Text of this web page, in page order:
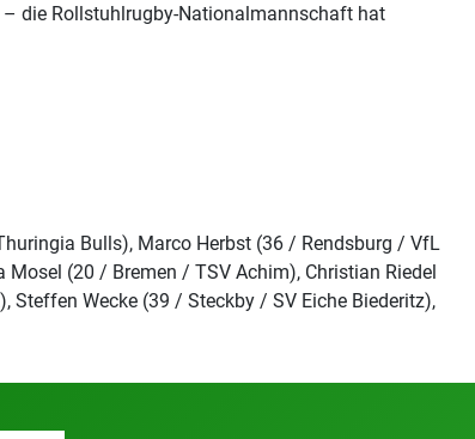
die Rollstuhlrugby-Nationalmannschaft hat
Bulls), Marco Herbst (36 / Rendsburg / VfL
(20 / Bremen / TSV Achim), Christian Riedel
Wecke (39 / Steckby / SV Eiche Biederitz),